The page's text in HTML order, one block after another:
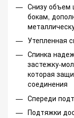
Снизу объем
бокам,
Утепленная
Спинка
застежку-
которая
соединения
Спереди
Подтяжки